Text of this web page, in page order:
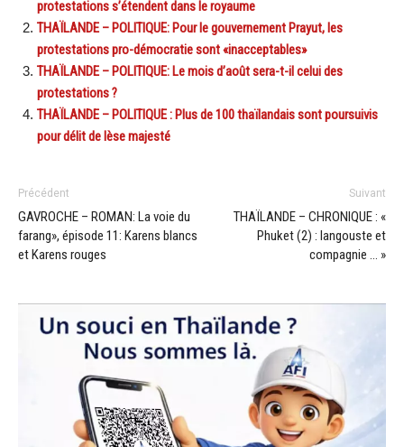
protestations s’étendent dans le royaume
THAÏLANDE – POLITIQUE: Pour le gouvernement Prayut, les
protestations pro-démocratie sont «inacceptables»
THAÏLANDE – POLITIQUE: Le mois d’août sera-t-il celui des
protestations ?
THAÏLANDE – POLITIQUE : Plus de 100 thaïlandais sont poursuivis
pour délit de lèse majesté
Précédent
GAVROCHE – ROMAN: La voie du
farang», épisode 11: Karens blancs
et Karens rouges
Suivant
THAÏLANDE – CHRONIQUE : «
Phuket (2) : langouste et
compagnie … »